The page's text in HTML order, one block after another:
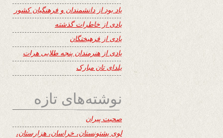
یاد بود از دانشمندان و فرهنگیان کشور
یادی از خاطرات گذشته
یادی از فرهیختگان
یادی از هنرمندان پنجه طلایی هرات
یلدای تان مبارک
نوشته‌های تازه
صحبت پیران
لوی پشتونستان، خراسان، هزارستان،